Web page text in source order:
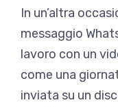
In un’altra
messaggio
lavoro con un
come una
inviata su un